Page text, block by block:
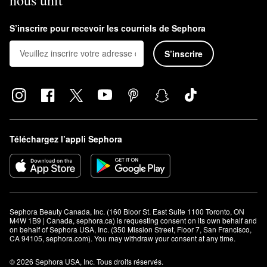
utilisé autour des yeux. Cependant, nous vous suggérons plutôt
d’utiliserla crème pour le contour des yeux avec TFC8®
formule est spécialement conçue pour répondre aux problèmes
de la région délicate autour des yeux.
S’inscrire pour recevoir les courriels de Sephora
S’inscrire
Téléchargez l’appli Sephora
Sephora Beauty Canada, Inc. (160 Bloor St. East Suite 1100 Toronto, ON
M4W 1B9 | Canada, sephora.ca) is requesting consent on its own behalf and
on behalf of Sephora USA, Inc. (350 Mission Street, Floor 7, San Francisco,
CA 94105, sephora.com). You may withdraw your consent at any time.
© 2026 Sephora USA, Inc. Tous droits réservés.